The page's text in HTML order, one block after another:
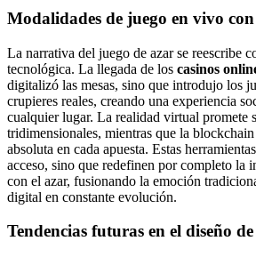
Modalidades de juego en vivo
La narrativa del juego de azar se reescribe
tecnológica. La llegada de los casinos
digitalizó las mesas, sino que introdujo los
crupieres reales, creando una experiencia
cualquier lugar. La realidad virtual promete
tridimensionales, mientras que la
absoluta en cada apuesta. Estas
acceso, sino que redefinen por completo la
con el azar, fusionando la emoción
digital en constante evolución.
Tendencias futuras en el diseño